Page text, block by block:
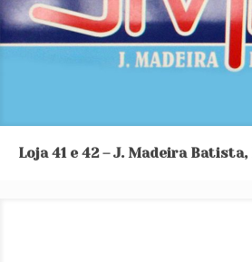
Loja 41 e 42 – J. Madeira
Loja 41 e 42 – J. Madeira Batista,